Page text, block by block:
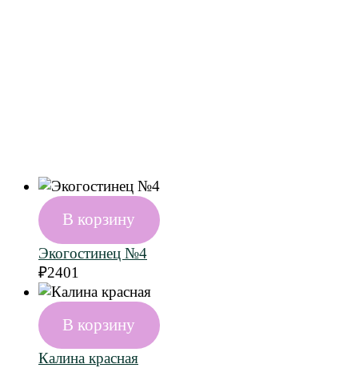
В корзину
Экогостинец №4
₽2401
В корзину
Калина красная